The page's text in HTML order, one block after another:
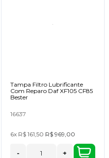
Tampa Filtro Lubrificante
Com Reparo Daf XF105 CF85
Bester
16637
6x R$ 161,50 R$ 969,00
- +